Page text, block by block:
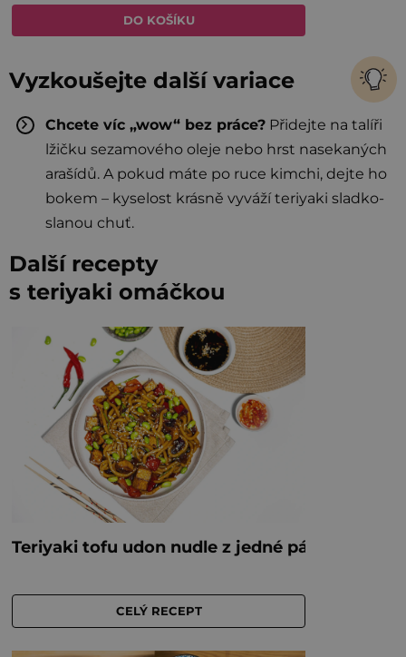
Vyzkoušejte další variace
Chcete víc „wow“ bez práce? Přidejte na talíři
lžičku sezamového oleje nebo hrst nasekaných
arašídů. A pokud máte po ruce kimchi, dejte ho
bokem – kyselost krásně vyváží teriyaki sladko-
slanou chuť.
Další recepty
s teriyaki omáčkou